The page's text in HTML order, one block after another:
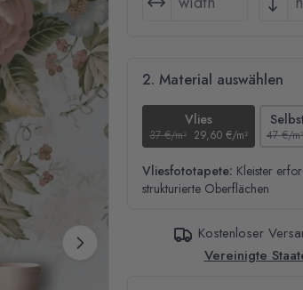
2. Material auswählen
Vlies
37 €/m² 29,60 €/m² 47 €/m²
Vliesfototapete: Kleister
strukturierte Oberflächen
Kostenloser
Vereinigte